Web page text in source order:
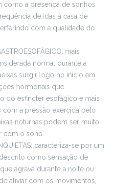
como a presença de sonhos
de idas à casa de
com a qualidade do
mais
normal durante a
surgir logo no início em
hormonais que
do esfincter esofágico e mais
com a pressão exercida pelo
noturnas podem ser muito
com o sono.
caracteriza-se por um
como sensação de
agrava durante a noite ou
aliviar com os movimentos,